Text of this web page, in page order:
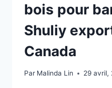
bois pour
Shuliy
Canada
Par Malinda Lin 29 avril,